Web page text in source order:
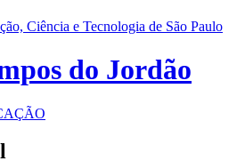
Ciência e Tecnologia de São Paulo
do Jordão